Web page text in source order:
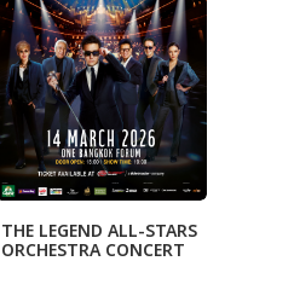
THE LEGEND ALL-STARS
ORCHESTRA CONCERT